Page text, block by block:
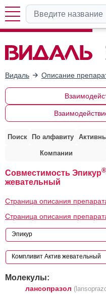
Видаль Описание
Поиск По алфавиту
Компании
Совместимость Эпикур®
жевательный
Страница описания
Страница описания
Молекулы:
лансопразол